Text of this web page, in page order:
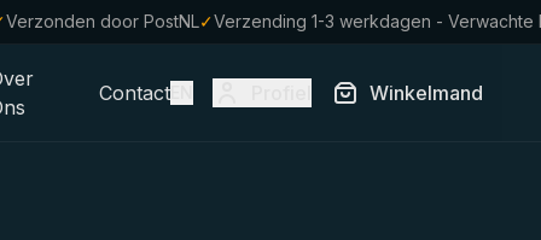
Verzonden door PostNL✓Verzending 1-3 werkdagen -
Contact Winkelmand